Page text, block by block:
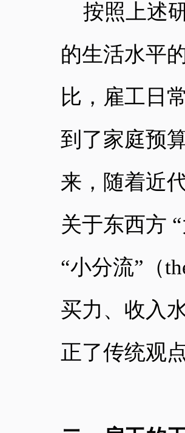
按照上述
的生活水平
比，雇工日
到了家庭预
来，随着近
关于东西方
“小分流”（
买力、收入
正了传统观点